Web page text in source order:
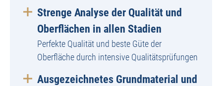
Strenge Analyse der Qualität und
Oberflächen in allen Stadien
Perfekte Qualität und beste Güte der
Oberfläche durch intensive Qualitätsprüfungen
Ausgezeichnetes Grundmaterial und